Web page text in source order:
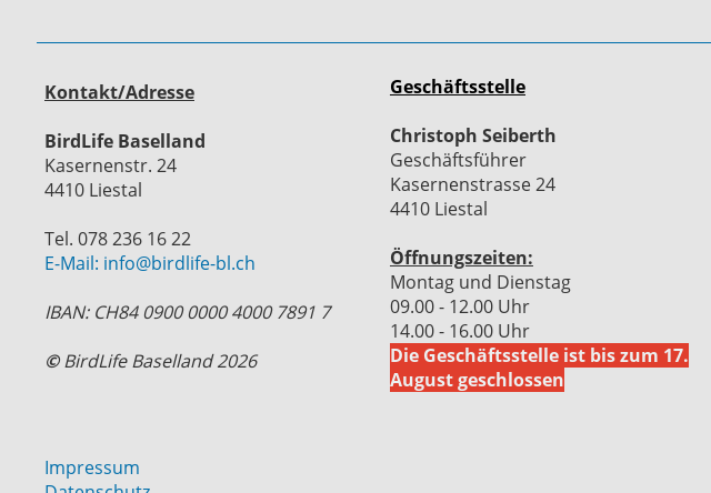
Kontakt/Adresse
BirdLife Baselland
Kasernenstr. 24
4410 Liestal
Tel. 078 236 16 22
E-Mail: info@birdlife-bl.ch
IBAN: CH84 0900 0000 4000 7891 7
©BirdLife Baselland 2026
Impressum
Geschäftsstelle
Christoph Seiberth
Geschäftsführer
Kasernenstrasse 24
4410 Liestal
Öffnungszeiten:
Montag und Dienstag
09.00 - 12.00 Uhr
14.00 - 16.00 Uhr
Die Geschäftsstelle ist bis zum 17.
August geschlossen